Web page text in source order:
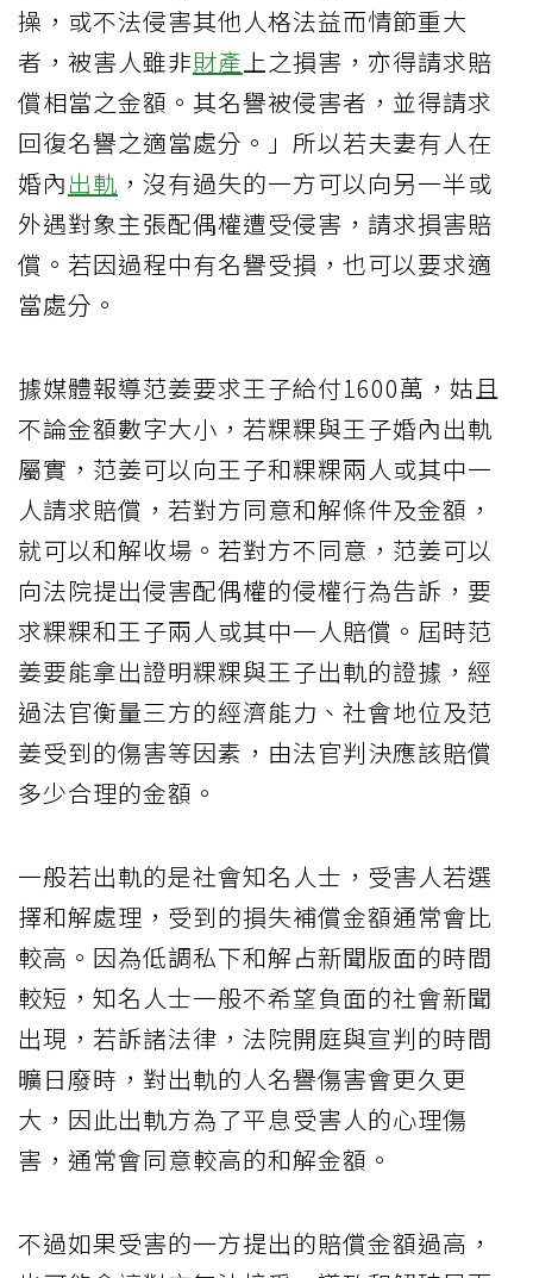
操，或不法侵害其他人格法益而情節重大
者，被害人雖非財產上之損害，亦得請求賠
償相當之金額。其名譽被侵害者，並得請求
回復名譽之適當處分。」所以若夫妻有人在
婚內出軌 ，沒有過失的一方可以向另一半或
外遇對象主張配偶權遭受侵害，請求損害賠
償。若因過程中有名譽受損，也可以要求適
當處分。
據媒體報導范姜要求王子給付1600萬，姑且
不論金額數字大小，若粿粿與王子婚內出軌
屬實，范姜可以向王子和粿粿兩人或其中一
人請求賠償，若對方同意和解條件及金額，
就可以和解收場。若對方不同意，范姜可以
向法院提出侵害配偶權的侵權行為告訴，要
求粿粿和王子兩人或其中一人賠償。屆時范
姜要能拿出證明粿粿與王子出軌的證據，經
過法官衡量三方的經濟能力、社會地位及范
姜受到的傷害等因素，由法官判決應該賠償
多少合理的金額。
一般若出軌的是社會知名人士，受害人若選
擇和解處理，受到的損失補償金額通常會比
較高。因為低調私下和解占新聞版面的時間
較短，知名人士一般不希望負面的社會新聞
出現，若訴諸法律，法院開庭與宣判的時間
曠日廢時，對出軌的人名譽傷害會更久更
大，因此出軌方為了平息受害人的心理傷
害，通常會同意較高的和解金額。
不過如果受害的一方提出的賠償金額過高，